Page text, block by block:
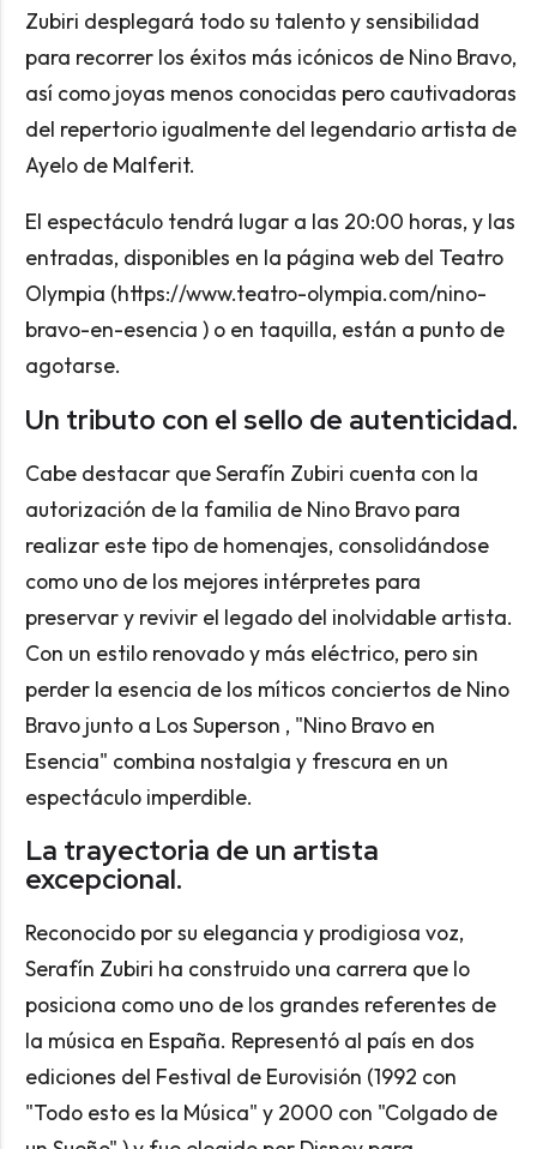
Zubiri desplegará todo su talento y sensibilidad
para recorrer los éxitos más icónicos de Nino Bravo,
así como joyas menos conocidas pero cautivadoras
del repertorio igualmente del legendario artista de
Ayelo de Malferit.
El espectáculo tendrá lugar a las 20:00 horas, y las
entradas, disponibles en la página web del Teatro
Olympia (https://www.teatro-olympia.com/nino-
bravo-en-esencia ) o en taquilla, están a punto de
agotarse.
Un tributo con el sello de autenticidad.
Cabe destacar que Serafín Zubiri cuenta con la
autorización de la familia de Nino Bravo para
realizar este tipo de homenajes, consolidándose
como uno de los mejores intérpretes para
preservar y revivir el legado del inolvidable artista.
Con un estilo renovado y más eléctrico, pero sin
perder la esencia de los míticos conciertos de Nino
Bravo junto a Los Superson , "Nino Bravo en
Esencia" combina nostalgia y frescura en un
espectáculo imperdible.
La trayectoria de un artista
excepcional.
Reconocido por su elegancia y prodigiosa voz,
Serafín Zubiri ha construido una carrera que lo
posiciona como uno de los grandes referentes de
la música en España. Representó al país en dos
ediciones del Festival de Eurovisión (1992 con
"Todo esto es la Música" y 2000 con "Colgado de